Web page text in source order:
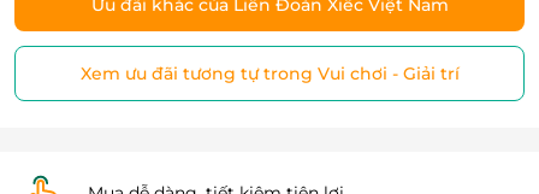
Ưu đãi khác của Liên Đoàn Xiếc Việt Nam
Xem ưu đãi tương tự trong Vui chơi - Giải trí